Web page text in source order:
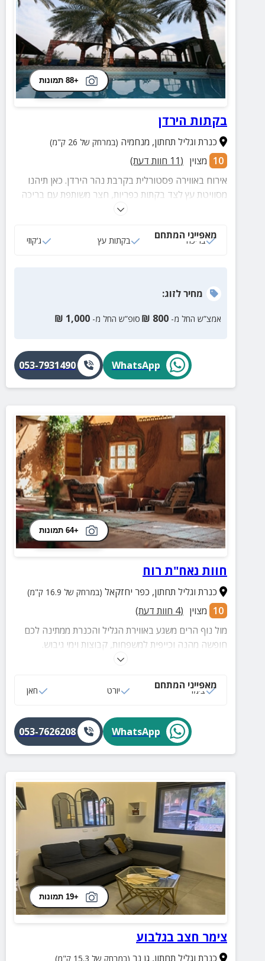
+88 תמונות
בקתות הירדן
כנרת וגליל תחתון, מנחמיה (במרחק של 26 ק"מ)
10 מצוין (
11 חוות דעת)
אירוח באווירה פסטורלית בקרבת נהר הירדן. כאן תיהנו
מסוויטת עץ לצד בקתות כפריות, חצר משותפת עם בריכה
וסאונה יבשה. בכל צימר ג'קוזי פרטי, מכונת קפה, מיטה
מאפייני המתחם
בריכה בקתות עץ ג‘קוזי
מחירלזוג:
אמצ”ש החל מ- 800
₪ סופ”ש החל מ- 1,000
₪
WhatsApp
053-7931490
+64 תמונות
חוות נאח"ת רוח
כנרת וגליל תחתון, כפר יחזקאל (במרחק של 16.9 ק"מ)
10 מצוין (
4 חוות דעת)
מול נוף הרים משגע באווירת הגליל והכנרת ממתינה לכם
חופשה מהנה וכייפית למשפחות, קבוצות וימי גיבוש.
בסביבת החווה מגוון אטרקציות למגדול ועד קטן. במתחם
מקלחות חוץ ועוד.
מאפייני המתחם
צימר יורט חאן
WhatsApp
053-7626208
+19 תמונות
צימר חצב בגלבוע
כנרת וגליל תחתון, גן נר (במרחק של 15.3 ק"מ)